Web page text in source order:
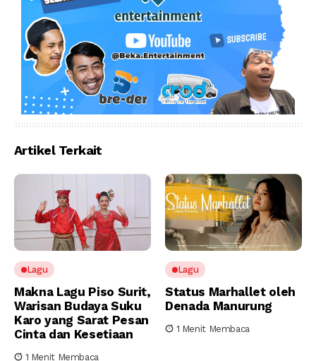
Artikel Terkait
Lagu
Makna Lagu Piso Surit,
Warisan Budaya Suku
Karo yang Sarat Pesan
Cinta dan Kesetiaan
1 Menit Membaca
Lagu
Status Marhallet oleh
Denada Manurung
1 Menit Membaca